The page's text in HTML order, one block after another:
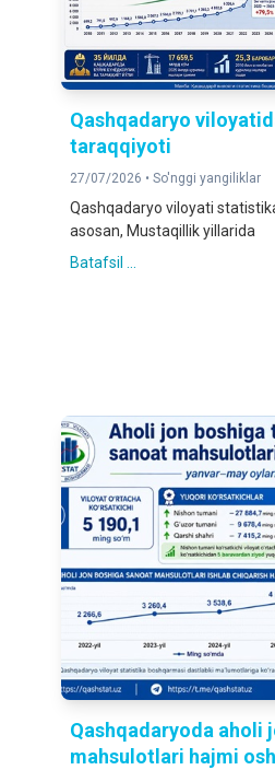
Qashqadaryo
taraqqiyoti
27/07/2026 • So'nggi yangiliklar
Qashqadaryo viloyati
asosan, Mustaqillik yillarida
Batafsil ...
Qashqadaryoda aholi
mahsulotlari hajmi